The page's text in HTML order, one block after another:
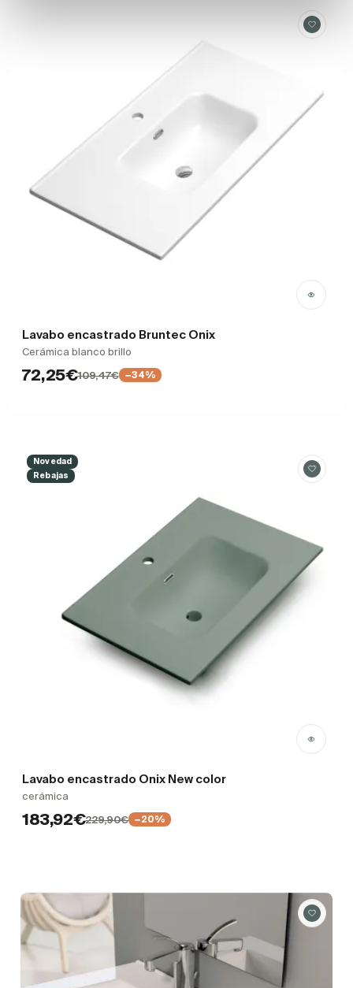
Lavabo encastrado Bruntec Onix
Cerámica blanco brillo
72,25€109,47€ −34%
Novedad
Rebajas
Lavabo encastrado Onix New color
cerámica
183,92€229,90€ −20%